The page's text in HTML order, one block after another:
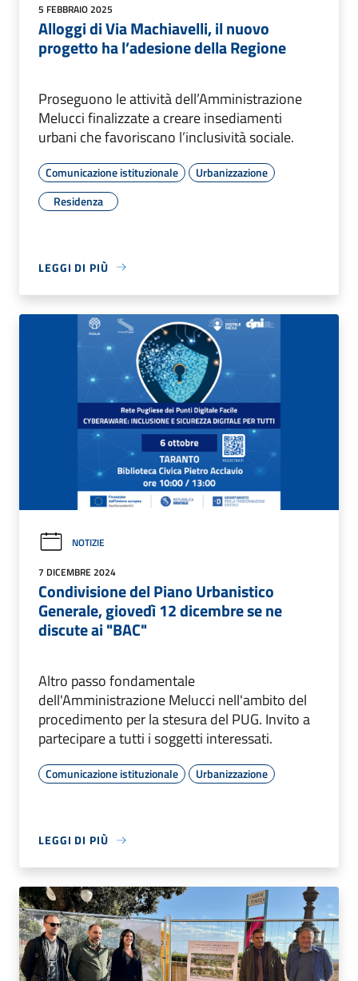
5 FEBBRAIO 2025
Alloggi di Via Machiavelli, il nuovo
progetto ha l’adesione della Regione
Proseguono le attività dell’Amministrazione
Melucci finalizzate a creare insediamenti
urbani che favoriscano l’inclusività sociale.
Comunicazione istituzionale
Urbanizzazione
Residenza
LEGGI DI PIÙ
NOTIZIE
7 DICEMBRE 2024
Condivisione del Piano Urbanistico
Generale, giovedì 12 dicembre se ne
discute ai "BAC"
Altro passo fondamentale
dell'Amministrazione Melucci nell'ambito del
procedimento per la stesura del PUG. Invito a
partecipare a tutti i soggetti interessati.
Comunicazione istituzionale Urbanizzazione
LEGGI DI PIÙ